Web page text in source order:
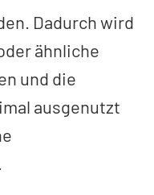
Dadurch wird
ähnliche
und die
ausgenutzt